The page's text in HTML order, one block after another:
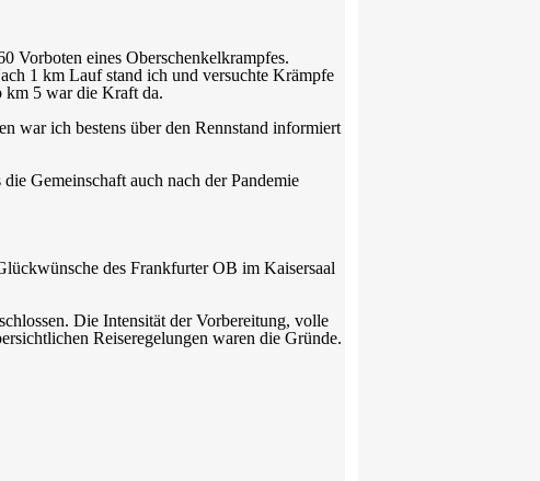
Vorboten eines Oberschenkelkrampfes.
1 km Lauf stand ich und versuchte Krämpfe
km 5 war die Kraft da.
war ich bestens über den Rennstand informiert
Gemeinschaft auch nach der Pandemie
des Frankfurter OB im Kaisersaal
Die Intensität der Vorbereitung, volle
Reiseregelungen waren die Gründe.